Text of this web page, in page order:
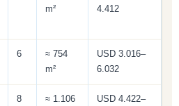
m²
4.412
6
≈ 754
m²
USD 3.016–
6.032
8
≈ 1.106
USD 4.422–